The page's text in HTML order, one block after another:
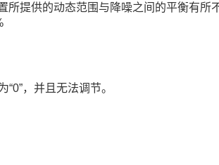
所提供的动态范围与降噪之间的平衡有所
“0”，并且无法调节。